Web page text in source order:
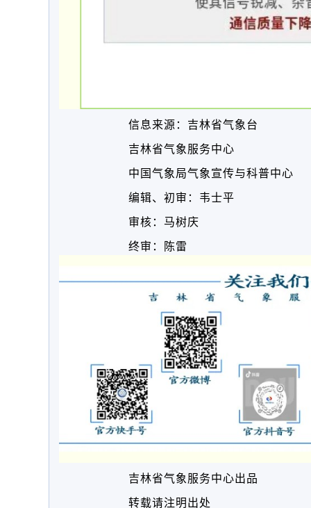
信息来源：吉林省气象台
吉林省气象服务中心
中国气象局气象宣传与科普中心
编辑、初审：韦士平
审核：马树庆
终审：陈雷
吉林省气象服务中心出品
转载请注明出处